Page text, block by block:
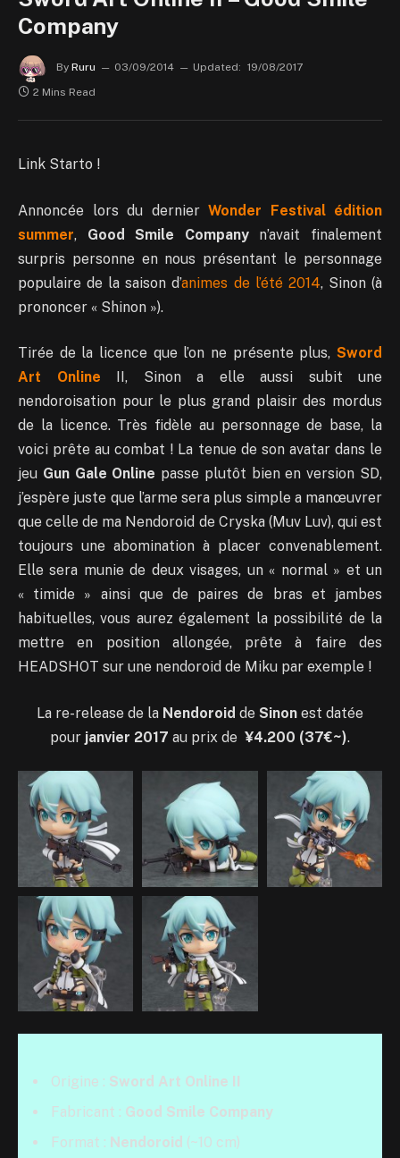
Company
By Ruru 03/09/2014 Updated: 19/08/2017
2 Mins Read
Link Starto !
Annoncée lors du dernier Wonder Festival édition
summer, Good Smile Companyn’avait finalement
surpris personne en nous présentant le personnage
populaire de la saison d’animes de l’été 2014, Sinon (à
prononcer « Shinon »).
Tirée de la licence que l’on ne présente plus, Sword
Art Online II, Sinon a elle aussi subit une
nendoroisation pour le plus grand plaisir des mordus
de la licence. Très fidèle au personnage de base, la
voici prête au combat ! La tenue de son avatar dans le
jeu Gun Gale Online passe plutôt bien en version SD,
j’espère juste que l’arme sera plus simple a manœuvrer
que celle de ma Nendoroid de Cryska (Muv Luv), qui est
toujours une abomination à placer convenablement.
Elle sera munie de deux visages, un « normal » et un
« timide » ainsi que de paires de bras et jambes
habituelles, vous aurez également la possibilité de la
mettre en position allongée, prête à faire des
HEADSHOT sur une nendoroid de Miku par exemple !
La re-release de la Nendoroid de Sinon est datée
pour janvier 2017 au prix de ¥4.200 (37€~).
Origine : Sword Art Online II
Fabricant : Good Smile Company
Format : Nendoroid (~10 cm)